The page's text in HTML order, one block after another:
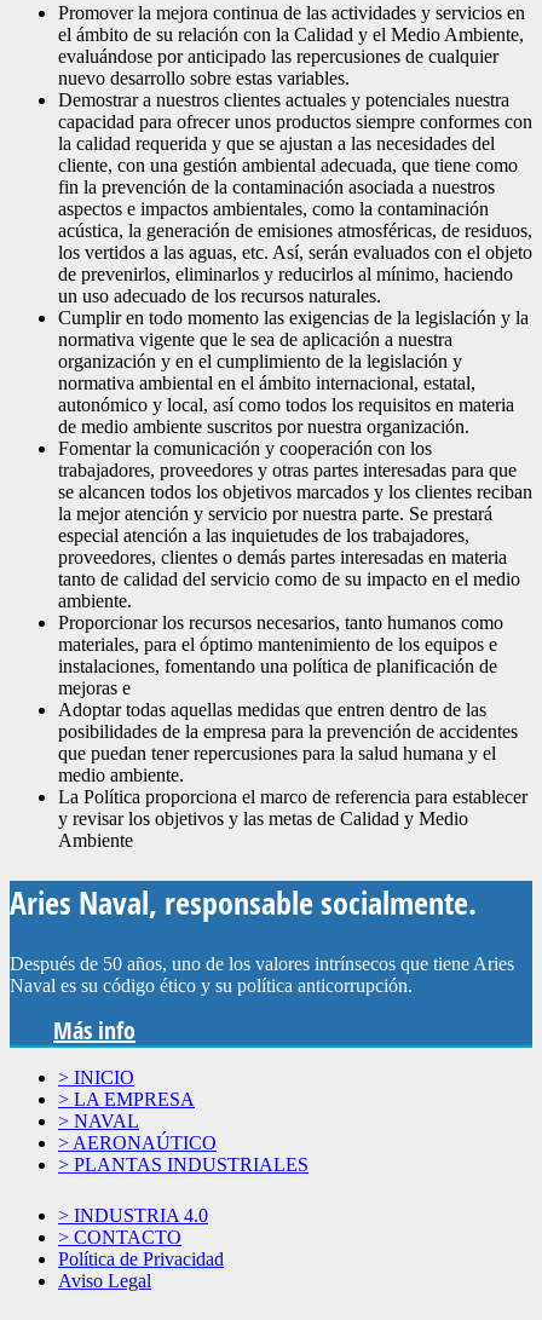
Promover la mejora continua de las actividades y servicios en
el ámbito de su relación con la Calidad y el Medio Ambiente,
evaluándose por anticipado las repercusiones de cualquier
nuevo desarrollo sobre estas variables.
Demostrar a nuestros clientes actuales y potenciales nuestra
capacidad para ofrecer unos productos siempre conformes con
la calidad requerida y que se ajustan a las necesidades del
cliente, con una gestión ambiental adecuada, que tiene como
fin la prevención de la contaminación asociada a nuestros
aspectos e impactos ambientales, como la contaminación
acústica, la generación de emisiones atmosféricas, de residuos,
los vertidos a las aguas, etc. Así, serán evaluados con el objeto
de prevenirlos, eliminarlos y reducirlos al mínimo, haciendo
un uso adecuado de los recursos naturales.
Cumplir en todo momento las exigencias de la legislación y la
normativa vigente que le sea de aplicación a nuestra
organización y en el cumplimiento de la legislación y
normativa ambiental en el ámbito internacional, estatal,
autonómico y local, así como todos los requisitos en materia
de medio ambiente suscritos por nuestra organización.
Fomentar la comunicación y cooperación con los
trabajadores, proveedores y otras partes interesadas para que
se alcancen todos los objetivos marcados y los clientes reciban
la mejor atención y servicio por nuestra parte. Se prestará
especial atención a las inquietudes de los trabajadores,
proveedores, clientes o demás partes interesadas en materia
tanto de calidad del servicio como de su impacto en el medio
ambiente.
Proporcionar los recursos necesarios, tanto humanos como
materiales, para el óptimo mantenimiento de los equipos e
instalaciones, fomentando una política de planificación de
mejoras e
Adoptar todas aquellas medidas que entren dentro de las
posibilidades de la empresa para la prevención de accidentes
que puedan tener repercusiones para la salud humana y el
medio ambiente.
La Política proporciona el marco de referencia para establecer
y revisar los objetivos y las metas de Calidad y Medio
Ambiente
Aries Naval, responsable socialmente.
Después de 50 años, uno de los valores intrínsecos que tiene Aries
Naval es su código ético y su política anticorrupción.
Más info
> INICIO
> LA EMPRESA
> NAVAL
> AERONAÚTICO
> PLANTAS INDUSTRIALES
> INDUSTRIA 4.0
> CONTACTO
Política de Privacidad
Aviso Legal